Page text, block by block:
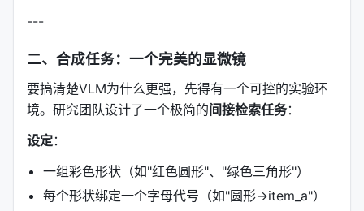
---
二、合成任务：一个完美的显微镜
要搞清楚VLM为什么更强，先得有一个可控的实验环
境。研究团队设计了一个极简的间接检索任务：
设定：
一组彩色形状（如"红色圆形"、"绿色三角形"）
每个形状绑定一个字母代号（如"圆形→item_a"）